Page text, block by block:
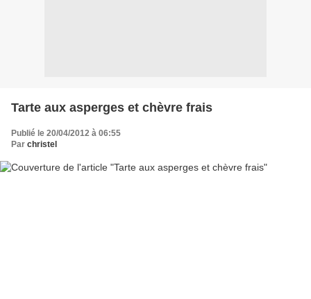
Tarte aux asperges et chèvre frais
Publié le 20/04/2012 à 06:55
Par christel